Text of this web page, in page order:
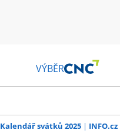
VÝBĚR
Kalendář svátků 2025 INFO.cz